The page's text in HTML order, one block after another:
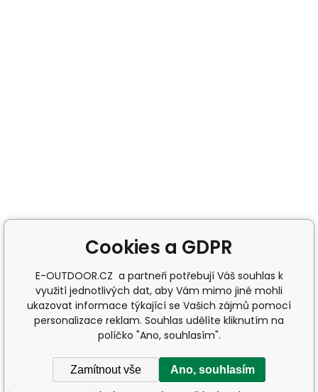
Cookies a GDPR
E-OUTDOOR.CZ a partneři potřebují Váš souhlas k
využití jednotlivých dat, aby Vám mimo jiné mohli
ukazovat informace týkající se Vašich zájmů pomocí
personalizace reklam. Souhlas udělíte kliknutím na
políčko "Ano, souhlasím".
Zamítnout vše Ano, souhlasím